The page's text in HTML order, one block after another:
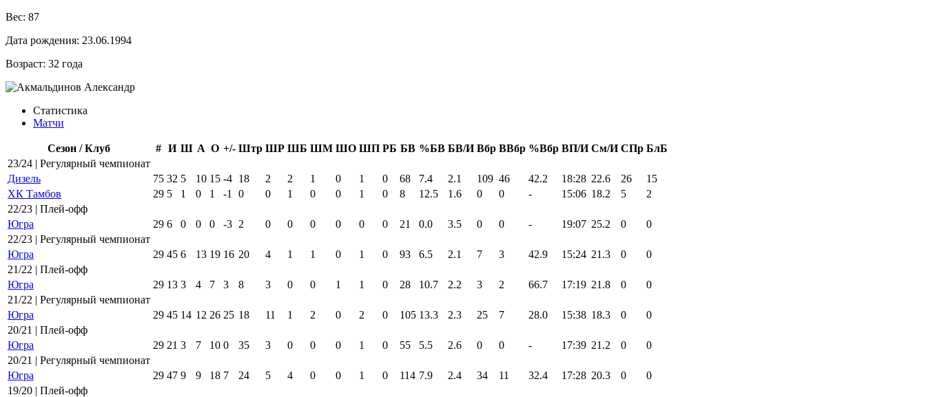
Вес: 87
Дата рождения: 23.06.1994
Возраст: 32 года
Статистика
Матчи
Сезон / Клуб # И Ш А О +/- Штр ШР ШБ ШМ ШО ШП РБ БВ %БВ БВ/И Вбр ВВбр %Вбр ВП/И См/И СПр БлБ
23/24 | Регулярный чемпионат
Дизель
75 32 5 10 15 -4 18 2 2 1 0 1 0 68 7.4 2.1 109 46 42.2 18:28 22.6 26
15
ХК Тамбов
29 5 1 0 1 -1 0 0 1 0 0 1 0 8 12.5 1.6 0 0 - 15:06 18.2 5
2
22/23 | Плей-офф
Югра
29 6 0 0 0 -3 2 0 0 0 0 0 0 21 0.0 3.5 0 0 - 19:07 25.2 0
0
22/23 | Регулярный чемпионат
Югра
29 45 6 13 19 16 20 4 1 1 0 1 0 93 6.5 2.1 7 3 42.9 15:24 21.3 0
0
21/22 | Плей-офф
Югра
29 13 3 4 7 3 8 3 0 0 1 1 0 28 10.7 2.2 3 2 66.7 17:19 21.8 0
0
21/22 | Регулярный чемпионат
Югра
29 45 14 12 26 25 18 11 1 2 0 2 0 105 13.3 2.3 25 7 28.0 15:38 18.3 0
0
20/21 | Плей-офф
Югра
29 21 3 7 10 0 35 3 0 0 0 1 0 55 5.5 2.6 0 0 - 17:39 21.2 0
0
20/21 | Регулярный чемпионат
Югра
29 47 9 9 18 7 24 5 4 0 0 1 0 114 7.9 2.4 34 11 32.4 17:28 20.3 0
0
19/20 | Плей-офф